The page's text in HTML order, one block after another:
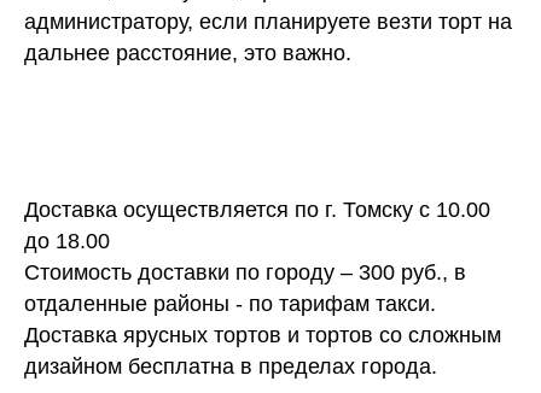
администратору, если планируете везти торт на
дальнее расстояние, это важно.
Доставка осуществляется по г. Томску с 10.00
до 18.00
Стоимость доставки по городу – 300 руб., в
отдаленные районы - по тарифам такси.
Доставка ярусных тортов и тортов со сложным
дизайном бесплатна в пределах города.